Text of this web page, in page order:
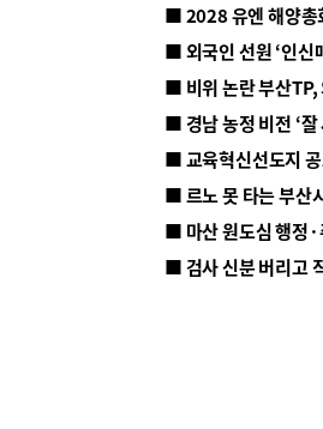
■ 2028 유엔 해양총
■ 외국인 선원 ‘인신
■ 비위 논란 부산TP,
■ 르노 못 타는 부산
■ 마산 원도심 행정·